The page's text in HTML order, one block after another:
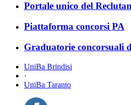
Portale unico del
Piattaforma concorsi PA
Graduatorie concorsuali
UniBa Brindisi
·
UniBa Taranto